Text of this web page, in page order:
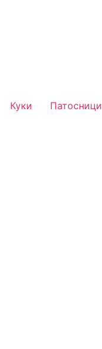
Куки Патосници